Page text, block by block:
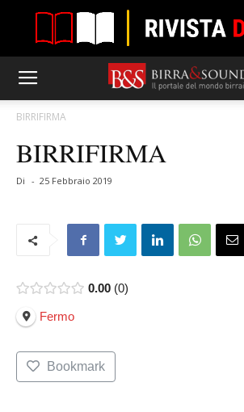
BIRRIFIRMA
BIRRIFIRMA
Di - 25 Febbraio 2019
0.00 0
Fermo
Bookmark